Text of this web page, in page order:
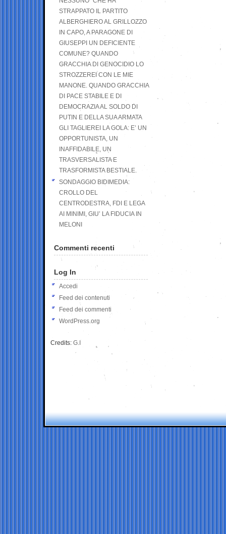
STRAPPATO IL PARTITO
ALBERGHIERO AL GRILLOZZO
IN CAPO, A PARAGONE DI
GIUSEPPI UN DEFICIENTE
COMUNE? QUANDO
GRACCHIA DI GENOCIDIO LO
STROZZEREI CON LE MIE
MANONE. QUANDO GRACCHIA
DI PACE STABILE E DI
DEMOCRAZIA AL SOLDO DI
PUTIN E DELLA SUA ARMATA
GLI TAGLIEREI LA GOLA: E’ UN
OPPORTUNISTA, UN
INAFFIDABILE, UN
TRASVERSALISTA E
TRASFORMISTA BESTIALE.
SONDAGGIO BIDIMEDIA:
CROLLO DEL
CENTRODESTRA, FDI E LEGA
AI MINIMI, GIU’ LA FIDUCIA IN
MELONI
Commenti recenti
Log In
Accedi
Feed dei contenuti
Feed dei commenti
WordPress.org
Credits: G.I